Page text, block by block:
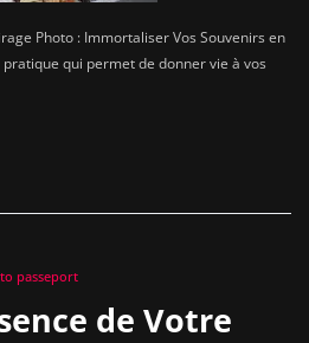
Photo : Immortaliser Vos Souvenirs en
qui permet de donner vie à vos
passeport
de Votre